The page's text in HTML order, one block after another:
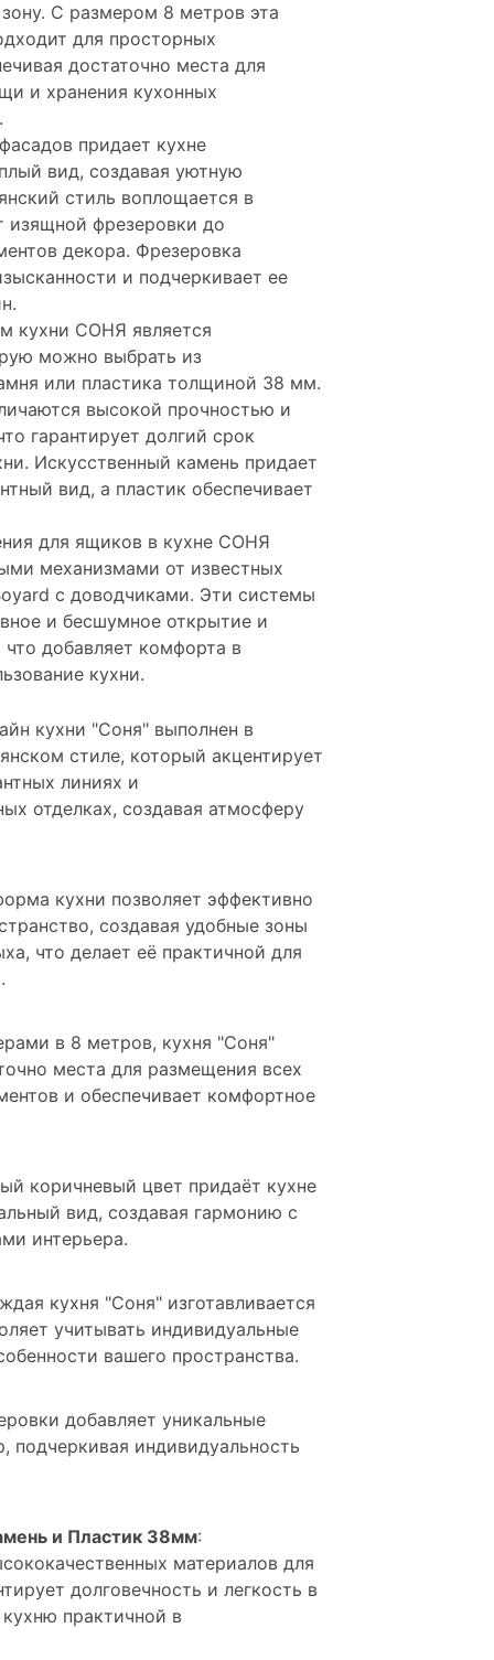
С размером 8 метров эта
для просторных
достаточно места для
и хранения кухонных
придает кухне
вид, создавая уютную
стиль воплощается в
изящной фрезеровки до
декора. Фрезеровка
и подчеркивает ее
кухни СОНЯ является
можно выбрать из
или пластика толщиной 38 мм.
высокой прочностью и
гарантирует долгий срок
Искусственный камень придает
вид, а пластик обеспечивает
для ящиков в кухне СОНЯ
механизмами от известных
с доводчиками. Эти системы
и бесшумное открытие и
добавляет комфорта в
кухни.
кухни "Соня" выполнен в
стиле, который акцентирует
линиях и
отделках, создавая атмосферу
кухни позволяет эффективно
создавая удобные зоны
что делает её практичной для
в 8 метров, кухня "Соня"
места для размещения всех
и обеспечивает комфортное
коричневый цвет придаёт кухне
вид, создавая гармонию с
интерьера.
кухня "Соня" изготавливается
учитывать индивидуальные
вашего пространства.
добавляет уникальные
подчеркивая индивидуальность
и Пластик 38мм:
материалов для
долговечность и легкость в
практичной в